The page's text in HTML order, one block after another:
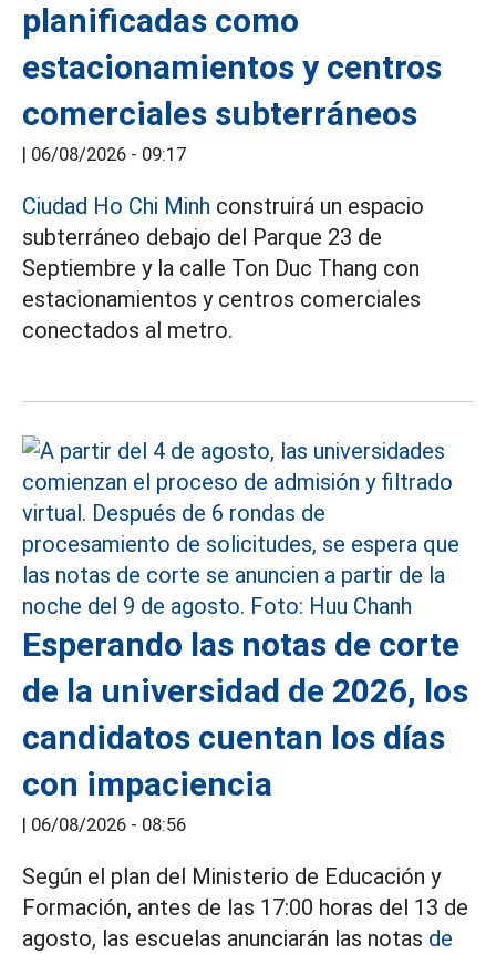
planificadas como
estacionamientos y centros
comerciales subterráneos
06/08/2026 - 09:17
Ciudad Ho Chi Minh construirá un espacio
subterráneo debajo del Parque 23 de
Septiembre y la calle Ton Duc Thang con
estacionamientos y centros comerciales
conectados al metro.
Esperando las notas de corte
de la universidad de 2026, los
candidatos cuentan los días
con impaciencia
06/08/2026 - 08:56
Según el plan del Ministerio de Educación y
Formación, antes de las 17:00 horas del 13 de
agosto, las escuelas anunciarán las notas de